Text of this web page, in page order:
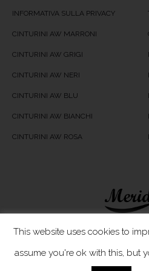
INFORMATIVA SULLA PRIVACY
CINTURINI AW MARRONI
CINTURINI AW GRIGI
CINTURINI AW NERI
CINTURINI AW BLU
CINTURINI AW BIANCHI
CINTURINI AW ROSA
Meridio
Servizio Clienti - In caso di
This website uses cookies to
assume you're ok with this, but